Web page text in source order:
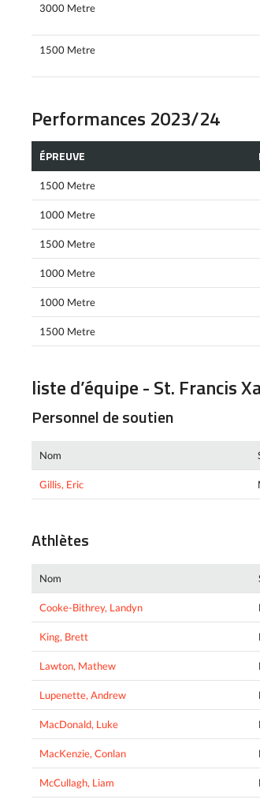
3000 Metre
1500 Metre
Performances 2023/24
ÉPREUVE
1500 Metre
1000 Metre
1500 Metre
1000 Metre
1000 Metre
1500 Metre
liste d’équipe - St. Francis
Personnel de soutien
Nom
Gillis, Eric
Athlètes
Nom
Cooke-Bithrey, Landyn
King, Brett
Lawton, Mathew
Lupenette, Andrew
MacDonald, Luke
MacKenzie, Conlan
McCullagh, Liam